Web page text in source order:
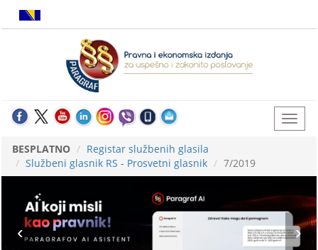
BESPLATNO
Registar službenih glasila
Službeni glasnik RS - Prosvetni glasnik
7/2019